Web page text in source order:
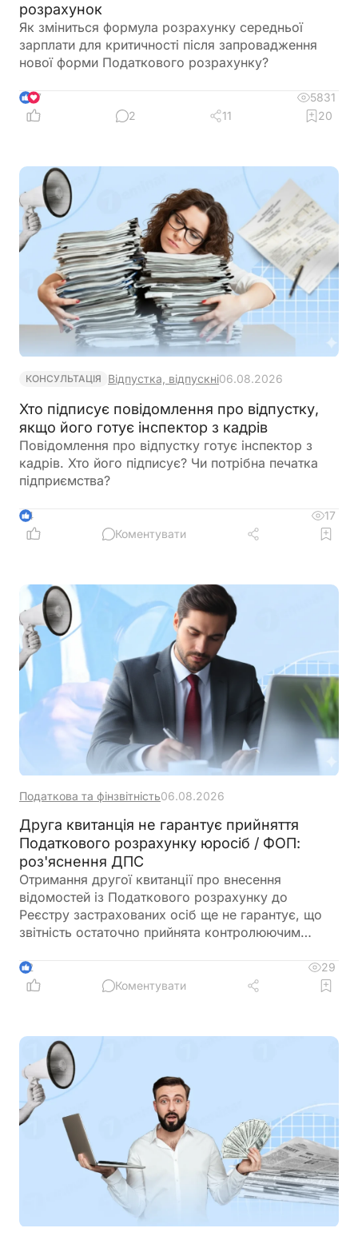
розрахунок
Як зміниться формула розрахунку середньої
зарплати для критичності після запровадження
нової форми Податкового розрахунку?
7
5831
2
11 20
КОНСУЛЬТАЦІЯ Відпустка, відпускні06.08.2026
Хто підписує повідомлення про відпустку,
якщо його готує інспектор з кадрів
Повідомлення про відпустку готує інспектор з
кадрів. Хто його підписує? Чи потрібна печатка
підприємства?
4
17
Коментувати
Податкова та фінзвітність06.08.2026
Друга квитанція не гарантує прийняття
Податкового розрахунку юросіб / ФОП:
роз'яснення ДПС
Отримання другої квитанції про внесення
відомостей із Податкового розрахунку до
Реєстру застрахованих осіб ще не гарантує, що
звітність остаточно прийнята контролюючим
камеральну перевірку поданого Розрахунку.
Якщо під час такої перевірки буде встановлено
2
29
Коментувати